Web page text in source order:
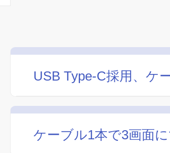
USB Type-C採用、ケ
ケーブル1本で3画面